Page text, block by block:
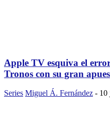
Apple TV esquiva el
Tronos con su gran
Series Miguel Á. Fernández - 10